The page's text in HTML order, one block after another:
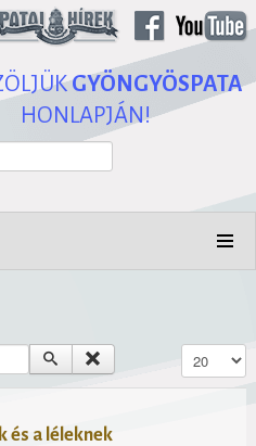
GYÖNGYÖSPATA
HONLAPJÁN!
és a léleknek